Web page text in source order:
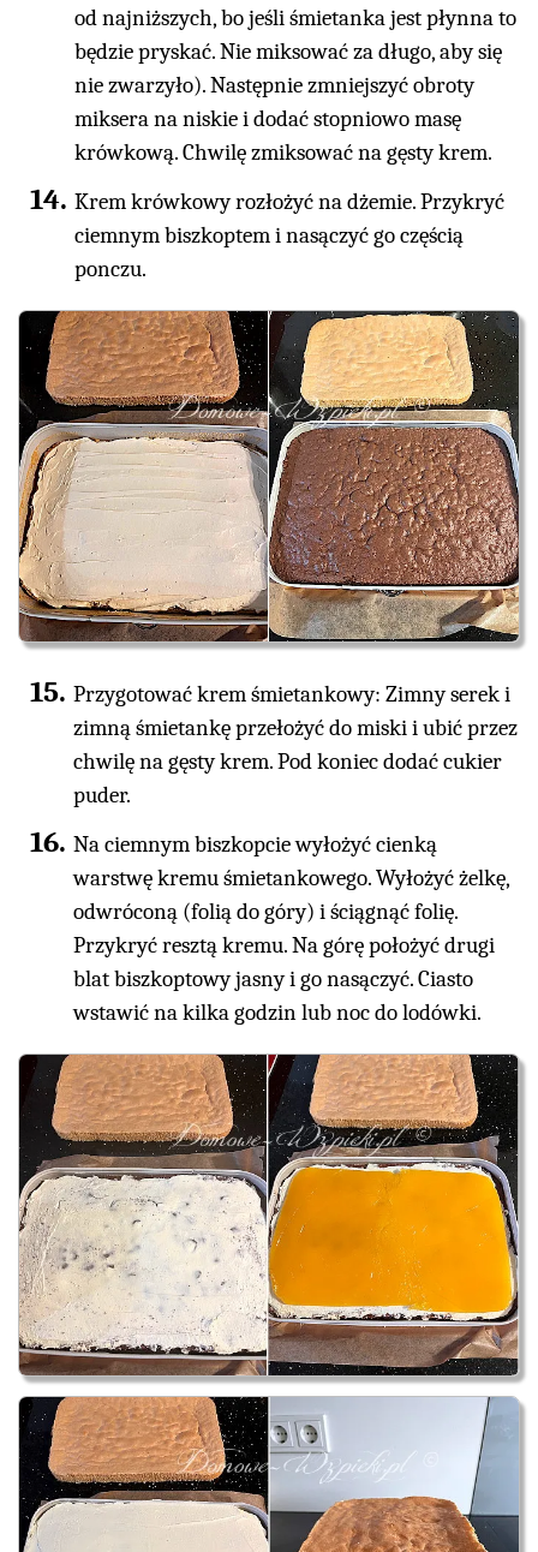
od najniższych, bo jeśli śmietanka jest płynna to
będzie pryskać. Nie miksować za długo, aby się
nie zwarzyło). Następnie zmniejszyć obroty
miksera na niskie i dodać stopniowo masę
krówkową. Chwilę zmiksować na gęsty krem.
Krem krówkowy rozłożyć na dżemie. Przykryć
ciemnym biszkoptem i nasączyć go częścią
ponczu.
Przygotować krem śmietankowy: Zimny serek i
zimną śmietankę przełożyć do miski i ubić przez
chwilę na gęsty krem. Pod koniec dodać cukier
puder.
Na ciemnym biszkopcie wyłożyć cienką
warstwę kremu śmietankowego. Wyłożyć żelkę,
odwróconą (folią do góry) i ściągnąć folię.
Przykryć resztą kremu. Na górę położyć drugi
blat biszkoptowy jasny i go nasączyć. Ciasto
wstawić na kilka godzin lub noc do lodówki.